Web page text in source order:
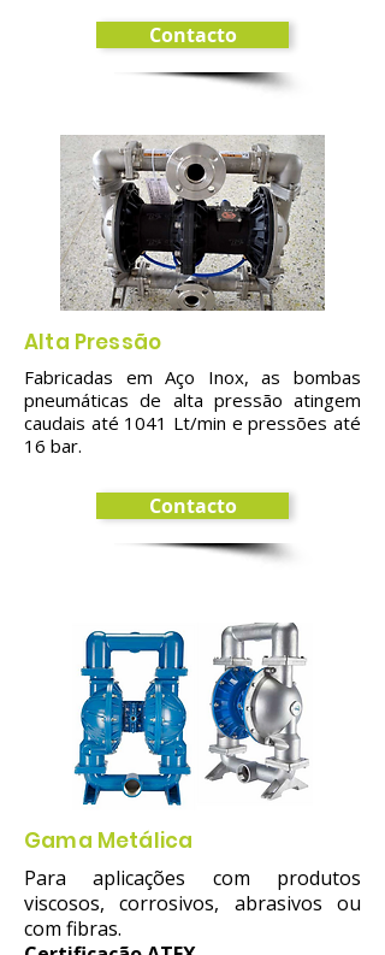
Contacto
Alta Pressão
Fabricadas em Aço Inox, as bombas
pneumáticas de alta pressão atingem
caudais até 1041 Lt/min e pressões até
16 bar.
Contacto
Gama Metálica
Para aplicações com produtos
viscosos, corrosivos, abrasivos ou
com fibras.